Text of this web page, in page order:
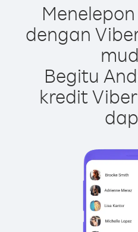
dengan
Begitu
kredit